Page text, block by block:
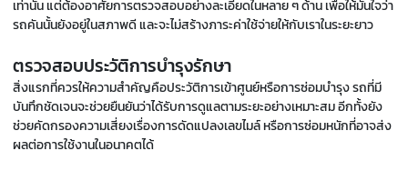
เท่านั้น แต่ต้องอาศัยการตรวจสอบอย่างละเอียดในหลาย ๆ ด้าน เพื่อให้มั่นใจว่า
รถคันนั้นยังอยู่ในสภาพดี และจะไม่สร้างภาระค่าใช้จ่ายให้กับเราในระยะยาว
ตรวจสอบประวัติการบำรุงรักษา
สิ่งแรกที่ควรให้ความสำคัญคือประวัติการเข้าศูนย์หรือการซ่อมบำรุง รถที่มี
บันทึกชัดเจนจะช่วยยืนยันว่าได้รับการดูแลตามระยะอย่างเหมาะสม อีกทั้งยัง
ช่วยคัดกรองความเสี่ยงเรื่องการดัดแปลงเลขไมล์ หรือการซ่อมหนักที่อาจส่ง
ผลต่อการใช้งานในอนาคตได้